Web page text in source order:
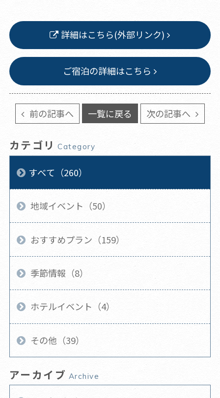
詳細はこちら(外部リンク)
ご宿泊の詳細はこちら
前の記事へ 一覧に戻る 次の記事へ
カテゴリ Category
すべて（260）
地域イベント（50）
おすすめプラン（159）
季節情報（8）
ホテルイベント（4）
その他（39）
アーカイブ Archive